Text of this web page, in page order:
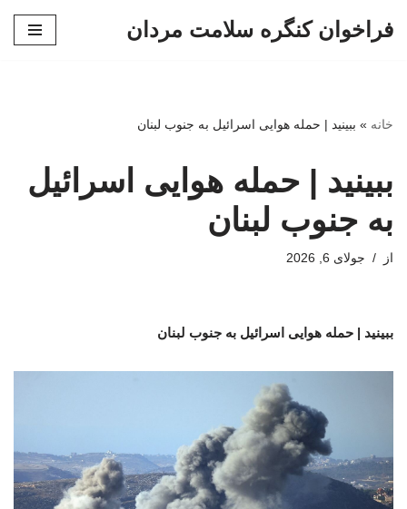
فراخوان کنگره سلامت مردان
خانه » ببینید | حمله هوایی اسرائیل به جنوب لبنان
ببینید | حمله هوایی اسرائیل
به جنوب لبنان
از جولای 6, 2026
ببینید | حمله هوایی اسرائیل به جنوب لبنان